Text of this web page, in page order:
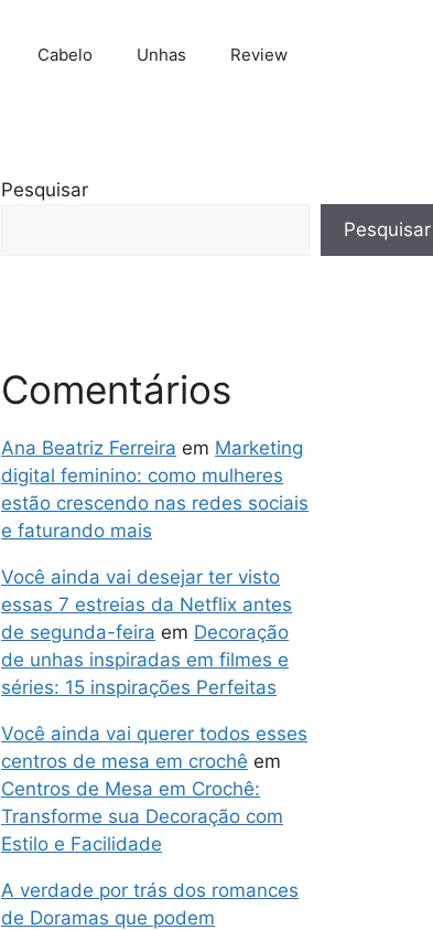
Cabelo Unhas Review
Pesquisar
Pesquisar
Comentários
Ana Beatriz Ferreira em Marketing
digital feminino: como mulheres
estão crescendo nas redes sociais
e faturando mais
Você ainda vai desejar ter visto
essas 7 estreias da Netflix antes
de segunda-feira em Decoração
de unhas inspiradas em filmes e
séries: 15 inspirações Perfeitas
Você ainda vai querer todos esses
centros de mesa em crochê em
Centros de Mesa em Crochê:
Transforme sua Decoração com
Estilo e Facilidade
A verdade por trás dos romances
de Doramas que podem